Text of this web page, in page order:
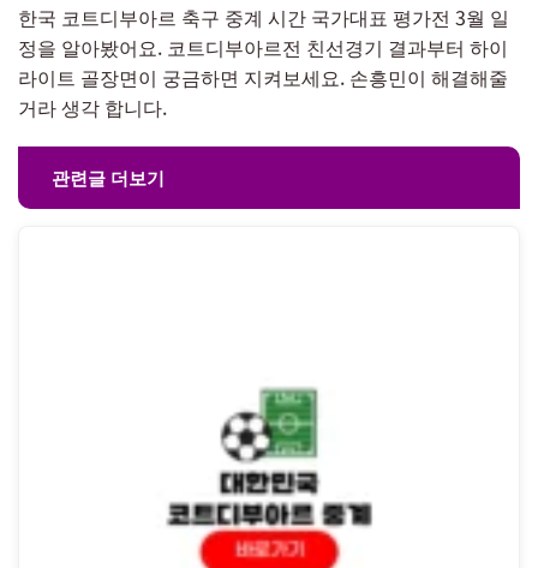
한국 코트디부아르 축구 중계 시간 국가대표 평가전 3월 일
정을 알아봤어요. 코트디부아르전 친선경기 결과부터 하이
라이트 골장면이 궁금하면 지켜보세요. 손흥민이 해결해줄
거라 생각 합니다.
관련글 더보기